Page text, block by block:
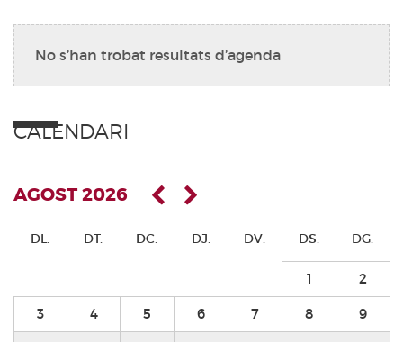
No s’han trobat resultats d’agenda
CALENDARI
AGOST 2026
DL. DT. DC. DJ. DV. DS. DG.
1 2
3 4 5 6 7 8 9